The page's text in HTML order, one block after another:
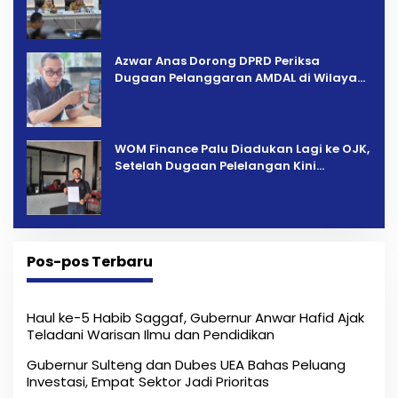
Azwar Anas Dorong DPRD Periksa
Dugaan Pelanggaran AMDAL di Wilayah
‎WOM Finance Palu Diadukan Lagi ke OJK,
Setelah Dugaan Pelelangan Kini
Pos-pos Terbaru
Haul ke-5 Habib Saggaf, Gubernur Anwar Hafid Ajak
Teladani Warisan Ilmu dan Pendidikan
Gubernur Sulteng dan Dubes UEA Bahas Peluang
Investasi, Empat Sektor Jadi Prioritas